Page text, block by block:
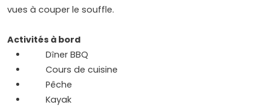
vues à couper le souffle.
Activités à bord
Dȋner BBQ
Cours de cuisine
Pêche
Kayak